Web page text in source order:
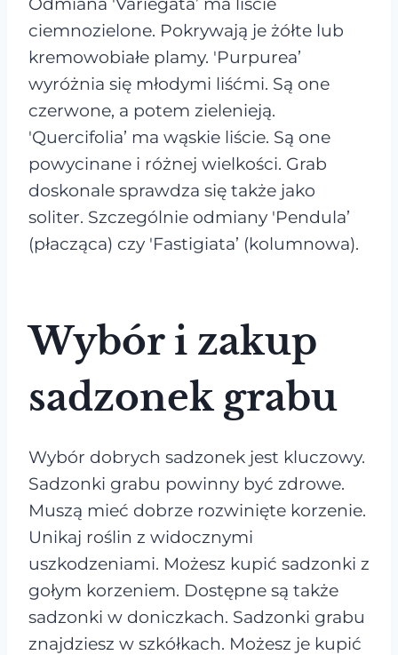
ciemnozielone. Pokrywają je żółte lub
kremowobiałe plamy. 'Purpurea’
wyróżnia się młodymi liśćmi. Są one
czerwone, a potem zielenieją.
'Quercifolia’ ma wąskie liście. Są one
powycinane i różnej wielkości. Grab
doskonale sprawdza się także jako
soliter. Szczególnie odmiany 'Pendula’
(płacząca) czy 'Fastigiata’ (kolumnowa).
Wybór i zakup
sadzonek grabu
Wybór dobrych sadzonek jest kluczowy.
Sadzonki grabu powinny być zdrowe.
Muszą mieć dobrze rozwinięte korzenie.
Unikaj roślin z widocznymi
uszkodzeniami. Możesz kupić sadzonki z
gołym korzeniem. Dostępne są także
sadzonki w doniczkach. Sadzonki grabu
znajdziesz w szkółkach. Możesz je kupić